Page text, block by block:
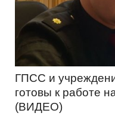
ГПСС и
готовы к работе
(ВИДЕО)